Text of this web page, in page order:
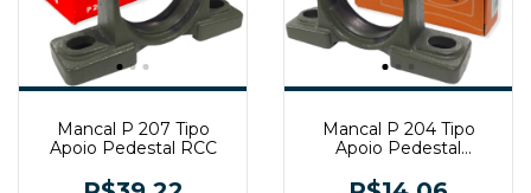
Mancal P 207 Tipo
Apoio Pedestal RCC
Mancal P 204 Tipo
Apoio Pedestal